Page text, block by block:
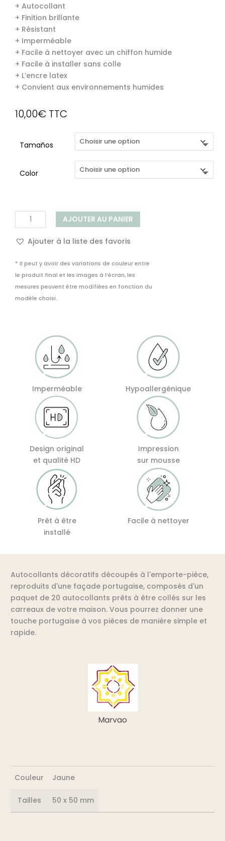
+ Autocollant
+ Finition brillante
+ Résistant
+ Imperméable
+ Facile à nettoyer avec un chiffon humide
+ Facile à installer sans colle
+ L’encre latex
+ Convient aux environnements humides
10,00€ TTC
Tamaños
Color
quantité
de
Carreau
Adhésif
PVC
-
Marvao
AJOUTER AU PANIER
Ajouter à la liste des favoris
* Il peut y avoir des variations de couleur entre
le produit final et les images à l’écran, les
mesures peuvent être modifiées en fonction du
modèle choisi.
Imperméable Hypoallergénique
Design original
et qualité HD
Impression
sur mousse
Prêt à être
installé
Facile à nettoyer
Autocollants décoratifs découpés à l'emporte-pièce,
reproduits d'une façade portugaise, composés d'un
paquet de 20 autocollants prêts à être collés sur les
carreaux de votre maison. Vous pourrez donner une
touche portugaise à vos pièces de manière simple et
rapide.
Couleur Jaune
Tailles 50 x 50 mm